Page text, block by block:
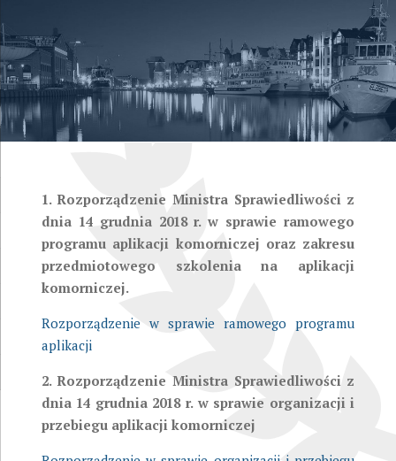
1. Rozporządzenie Ministra Sprawiedliwości z
dnia 14 grudnia 2018 r. w sprawie ramowego
programu aplikacji komorniczej oraz zakresu
przedmiotowego szkolenia na aplikacji
komorniczej.
Rozporządzenie w sprawie ramowego programu
aplikacji
2. Rozporządzenie Ministra Sprawiedliwości z
dnia 14 grudnia 2018 r. w sprawie organizacji i
przebiegu aplikacji komorniczej